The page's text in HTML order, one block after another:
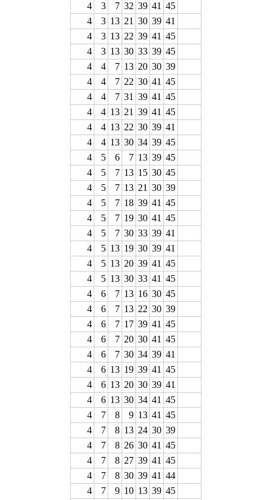
4
3 7 32 39 41 45
4
3 13 21 30 39 41
4
3 13 22 39 41 45
4
3 13 30 33 39 45
4
4 7 13 20 30 39
4
4 7 22 30 41 45
4
4 7 31 39 41 45
4
4 13 21 39 41 45
4
4 13 22 30 39 41
4
4 13 30 34 39 45
4
5 6 7 13 39 45
4
5 7 13 15 30 45
4
5 7 13 21 30 39
4
5 7 18 39 41 45
4
5 7 19 30 41 45
4
5 7 30 33 39 41
4
5 13 19 30 39 41
4
5 13 20 39 41 45
4
5 13 30 33 41 45
4
6 7 13 16 30 45
4
6 7 13 22 30 39
4
6 7 17 39 41 45
4
6 7 20 30 41 45
4
6 7 30 34 39 41
4
6 13 19 39 41 45
4
6 13 20 30 39 41
4
6 13 30 34 41 45
4
7 8 9 13 41 45
4
7 8 13 24 30 39
4
7 8 26 30 41 45
4
7 8 27 39 41 45
4
7 8 30 39 41 44
4
7 9 10 13 39 45